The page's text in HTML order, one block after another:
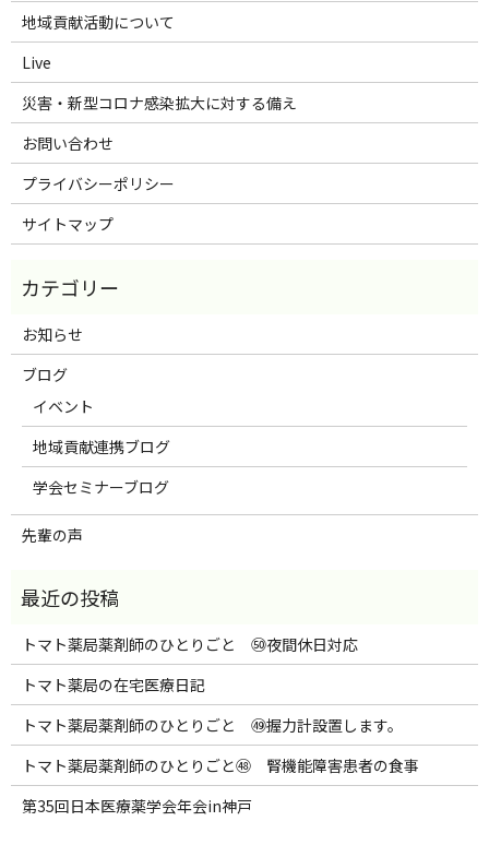
地域貢献活動について
Live
災害・新型コロナ感染拡大に対する備え
お問い合わせ
プライバシーポリシー
サイトマップ
お知らせ
ブログ
イベント
地域貢献連携ブログ
学会セミナーブログ
先輩の声
トマト薬局薬剤師のひとりごと ㊿夜間休日対応
トマト薬局の在宅医療日記
トマト薬局薬剤師のひとりごと ㊾握力計設置します。
トマト薬局薬剤師のひとりごと㊽ 腎機能障害患者の食事
第35回日本医療薬学会年会in神戸